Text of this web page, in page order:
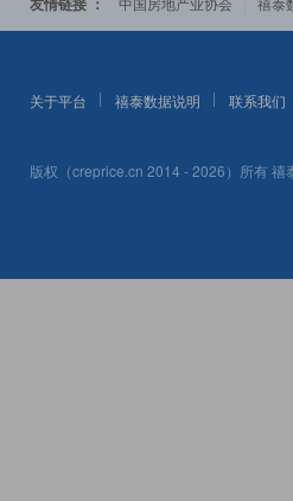
中国房地产业协会 禧泰
关于平台 禧泰数据说明 联系我们
版权（creprice.cn 2014 - 2026）所有禧